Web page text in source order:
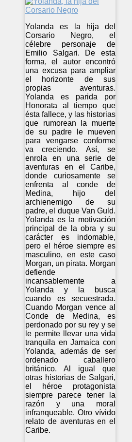
Yolanda es la hija del
Corsario Negro, el
célebre personaje de
Emilio Salgari. De esta
forma, el autor encontró
una excusa para ampliar
el horizonte de sus
propias aventuras.
Yolanda es parida por
Honorata al tiempo que
ésta fallece, y las historias
que rumorean la muerte
de su padre le mueven
para vengarse conforme
va creciendo. Así, se
enrola en una serie de
aventuras en el Caribe,
donde curiosamente se
enfrenta al conde de
Medina, hijo del
archienemigo de su
padre, el duque Van Guld.
Yolanda es la motivación
principal de la obra y su
carácter es indomable,
pero el héroe siempre es
masculino, en este caso
Morgan, un pirata. Morgan
defiende
incansablemente a
Yolanda y la busca
cuando es secuestrada.
Cuando Morgan vence al
Conde de Medina, es
perdonado por su rey y se
le permite llevar una vida
tranquila en Jamaica con
Yolanda, además de ser
ordenado caballero
británico. Al igual que
otras historias de Salgari,
el héroe protagonista
siempre parece tener la
razón y una moral
infranqueable. Otro vívido
relato de aventuras en el
Caribe.